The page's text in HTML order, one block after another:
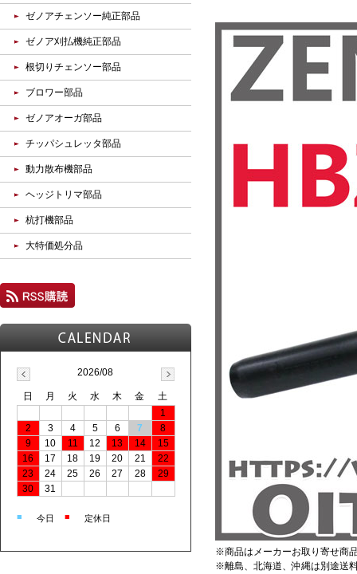
※商品はメーカーお取り寄せ商
※離島、北海道、沖縄は別途送
ゼノアチェンソー純正部品
ゼノア刈払機純正部品
根切りチェンソー部品
ブロワー部品
ゼノアオーガ部品
チッパシュレッタ部品
動力散布機部品
ヘッジトリマ部品
杭打機部品
大特価処分品
2026/08
日 月 火 水 木 金
土
1
2
3 4 5 6 7
8
9
10 11 12 13 14
15
16
17 18 19 20 21
22
23
24 25 26 27 28
29
30
31
■ 今日 ■ 定休日